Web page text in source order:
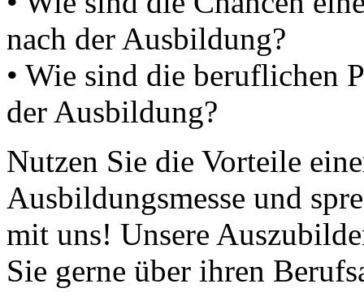
nach der Ausbildung?
• Wie sind die beruflichen
der Ausbildung?
Nutzen Sie die Vorteile
Ausbildungsmesse und
mit uns! Unsere
Sie gerne über ihren